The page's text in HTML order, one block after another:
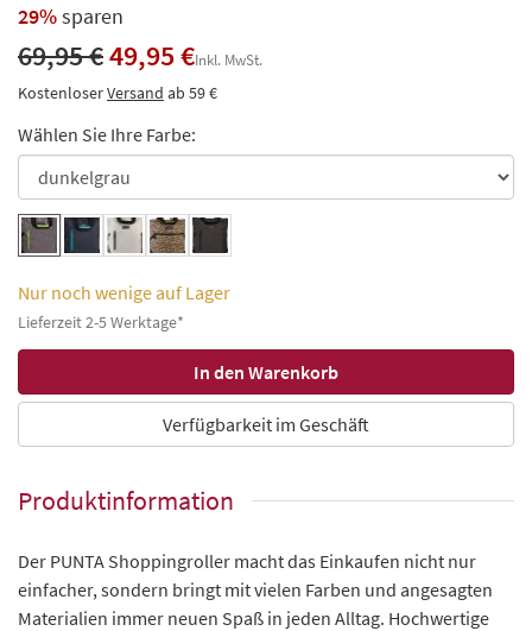
29%sparen
69,95 €49,95 €Inkl. MwSt.
KostenloserVersand ab 59 €
Wählen Sie Ihre Farbe:
Nur noch wenige auf Lager
Lieferzeit 2-5 Werktage*
Verfügbarkeit im Geschäft
Produktinformation
Der PUNTA Shoppingroller macht das Einkaufen nicht nur
einfacher, sondern bringt mit vielen Farben und angesagten
Materialien immer neuen Spaß in jeden Alltag. Hochwertige